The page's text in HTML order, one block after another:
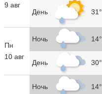
9 авг
День 31°
Пн
10 авг
Ночь 14°
День 30°
Ночь 14°